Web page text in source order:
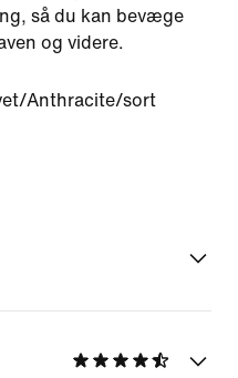
så du kan bevæge
og videre.
Anthracite/sort